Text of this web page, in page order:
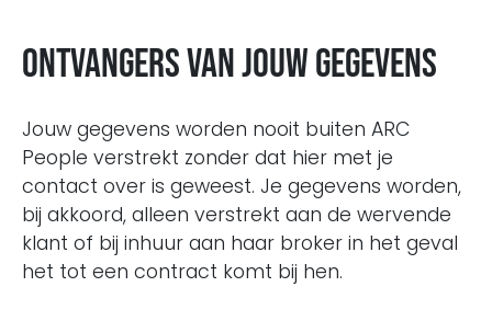
Ontvangers van jouw gegevens
Jouw gegevens worden nooit buiten ARC
People verstrekt zonder dat hier met je
contact over is geweest. Je gegevens worden,
bij akkoord, alleen verstrekt aan de wervende
klant of bij inhuur aan haar broker in het geval
het tot een contract komt bij hen.